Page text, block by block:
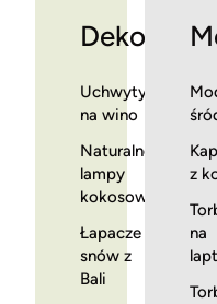
Dekoracje
Uchwyty
na wino
Naturalne
lampy
kokosowe
Łapacze
snów z
Bali
z
na